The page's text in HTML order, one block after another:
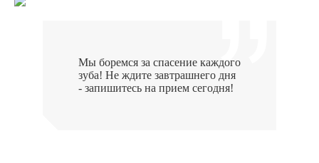
Мы боремся за спасение каждого
зуба! Не ждите завтрашнего дня
- запишитесь на прием сегодня!